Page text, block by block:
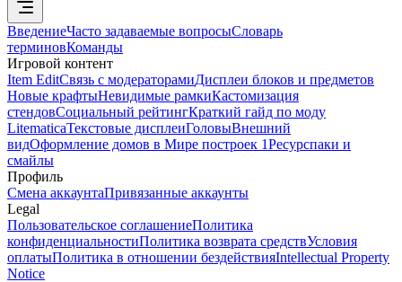
ВведениеЧасто задаваемые вопросыСловарь
терминовКоманды
Игровой контент
Item EditСвязь с модераторамиДисплеи блоков и предметов
Новые крафтыНевидимые рамкиКастомизация
стендовСоциальный рейтингКраткий гайд по моду
LitematicaТекстовые дисплеиГоловыВнешний
видОформление домов в Мире построек 1Ресурспаки и
смайлы
Профиль
Смена аккаунтаПривязанные аккаунты
Legal
Пользовательское соглашениеПолитика
конфиденциальностиПолитика возврата средствУсловия
оплатыПолитика в отношении бездействияIntellectual Property
Notice